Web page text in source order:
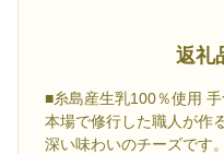
返礼
■糸島産生乳100％使用
本場で修行した職人が作
深い味わいのチーズです。